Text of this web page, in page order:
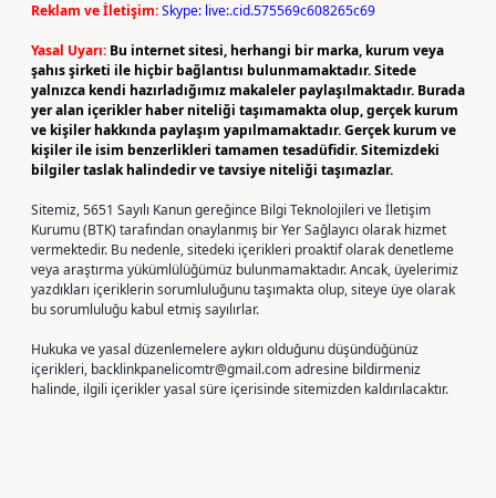
Reklam ve İletişim:Skype: live:.cid.575569c608265c69
Yasal Uyarı: Bu internet sitesi, herhangi bir marka, kurum veya
şahıs şirketi ile hiçbir bağlantısı bulunmamaktadır. Sitede
yalnızca kendi hazırladığımız makaleler paylaşılmaktadır. Burada
yer alan içerikler haber niteliği taşımamakta olup, gerçek kurum
ve kişiler hakkında paylaşım yapılmamaktadır. Gerçek kurum ve
kişiler ile isim benzerlikleri tamamen tesadüfidir. Sitemizdeki
bilgiler taslak halindedir ve tavsiye niteliği taşımazlar.
Sitemiz, 5651 Sayılı Kanun gereğince Bilgi Teknolojileri ve İletişim
Kurumu (BTK) tarafından onaylanmış bir Yer Sağlayıcı olarak hizmet
vermektedir. Bu nedenle, sitedeki içerikleri proaktif olarak denetleme
veya araştırma yükümlülüğümüz bulunmamaktadır. Ancak, üyelerimiz
yazdıkları içeriklerin sorumluluğunu taşımakta olup, siteye üye olarak
bu sorumluluğu kabul etmiş sayılırlar.
Hukuka ve yasal düzenlemelere aykırı olduğunu düşündüğünüz
içerikleri, backlinkpanelicomtr@gmail.comadresine bildirmeniz
halinde, ilgili içerikler yasal süre içerisinde sitemizden kaldırılacaktır.